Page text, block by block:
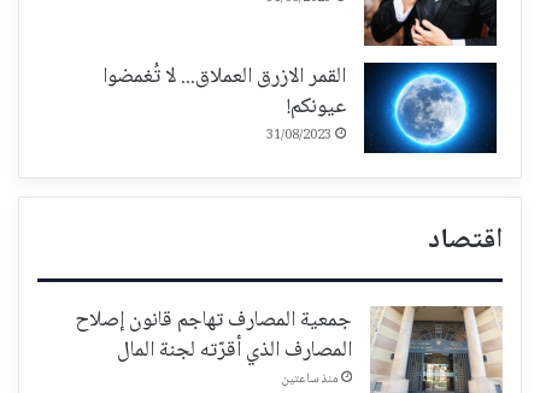
القمر الازرق العملاق... لا تُغمضوا
عيونكم!
31/08/2023
اقتصاد
جمعية المصارف تهاجم قانون إصلاح
المصارف الذي أقرّته لجنة المال
منذ ساعتين